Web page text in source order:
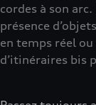
cordes à son
présence
en temps réel
d’itinéraires bis